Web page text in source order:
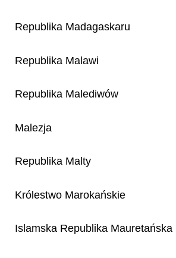
Republika Madagaskaru
Republika Malawi
Republika Malediwów
Malezja
Republika Malty
Królestwo Marokańskie
Islamska Republika Mauretańska